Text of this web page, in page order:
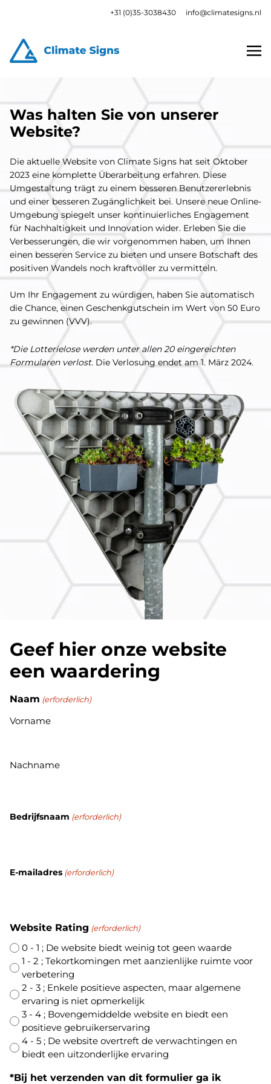
+31 (0)35-3038430 info@climatesigns.nl
Was halten Sie von unserer
Website?
Die aktuelle Website von Climate Signs hat seit Oktober
2023 eine komplette Überarbeitung erfahren. Diese
Umgestaltung trägt zu einem besseren Benutzererlebnis
und einer besseren Zugänglichkeit bei. Unsere neue Online-
Umgebung spiegelt unser kontinuierliches Engagement
für Nachhaltigkeit und Innovation wider. Erleben Sie die
Verbesserungen, die wir vorgenommen haben, um Ihnen
einen besseren Service zu bieten und unsere Botschaft des
positiven Wandels noch kraftvoller zu vermitteln.
Um Ihr Engagement zu würdigen, haben Sie automatisch
die Chance, einen Geschenkgutschein im Wert von 50 Euro
zu gewinnen (VVV).
*Die Lotterielose werden unter allen 20 eingereichten
Formularen verlost. Die Verlosung endet am 1. März 2024.
Geef hier onze website
een waardering
Naam (erforderlich)
Vorname
Nachname
Bedrijfsnaam (erforderlich)
E-mailadres (erforderlich)
Website Rating (erforderlich)
0 - 1 ; De website biedt weinig tot geen waarde
1 - 2 ; Tekortkomingen met aanzienlijke ruimte voor
verbetering
2 - 3 ; Enkele positieve aspecten, maar algemene
ervaring is niet opmerkelijk
3 - 4 ; Bovengemiddelde website en biedt een
positieve gebruikerservaring
4 - 5 ; De website overtreft de verwachtingen en
biedt een uitzonderlijke ervaring
*Bij het verzenden van dit formulier ga ik